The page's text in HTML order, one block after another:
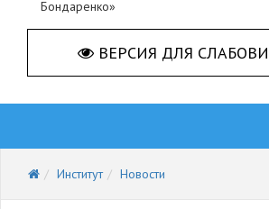
Бондаренко»
ВЕРСИЯ ДЛЯ
Институт
Новости